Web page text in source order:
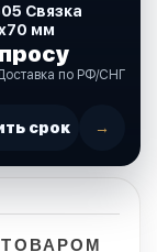
Связка
мм
по РФ/СНГ
срок →